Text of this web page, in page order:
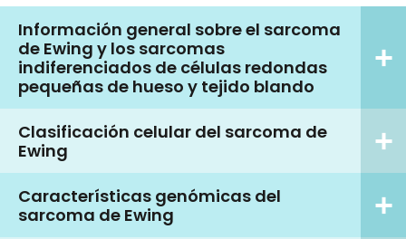
Información general sobre el sarcoma
de Ewing y los sarcomas
indiferenciados de células redondas
pequeñas de hueso y tejido blando
Clasificación celular del sarcoma de
Ewing
Características genómicas del
sarcoma de Ewing